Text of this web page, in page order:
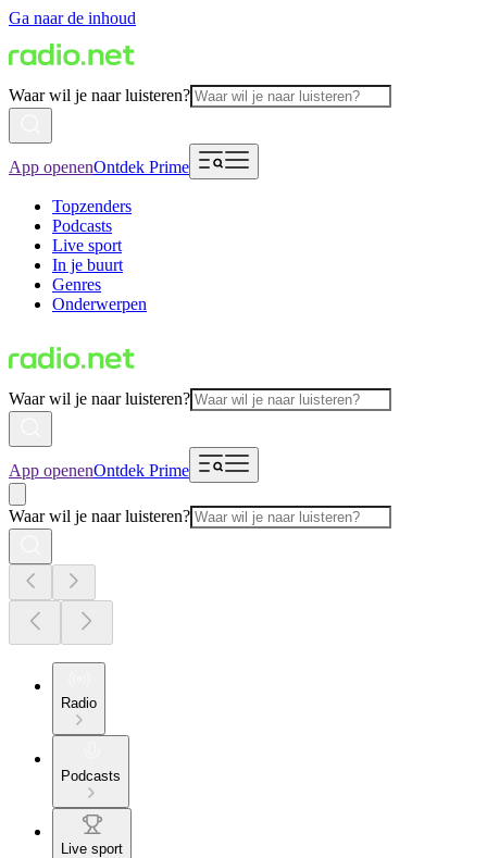
Ga naar de inhoud
Waar wil je naar luisteren?
App openenOntdek Prime
Topzenders
Podcasts
Live sport
In je buurt
Genres
Onderwerpen
Waar wil je naar luisteren?
App openenOntdek Prime
Waar wil je naar luisteren?
Radio
Podcasts
Live sport